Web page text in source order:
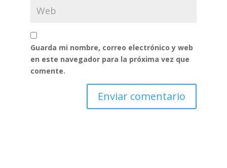
Guarda mi nombre, correo electrónico y web
en este navegador para la próxima vez que
comente.